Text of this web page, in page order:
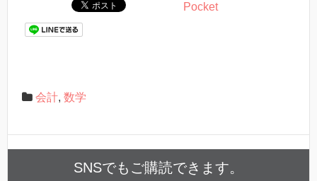
Pocket
会計, 数学
SNSでもご購読できます。